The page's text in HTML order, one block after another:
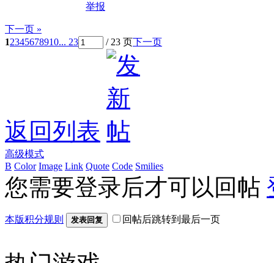
举报
下一页 »
12345678910... 23 / 23 页下一页
返回列表
高级模式
B Color Image Link Quote Code Smilies
您需要登录后才可以回帖
本版积分规则 发表回复 回帖后跳转到最后一页